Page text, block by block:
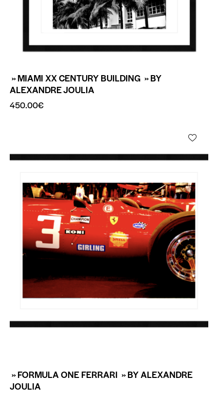
» MIAMI XX CENTURY BUILDING » BY
ALEXANDRE JOULIA
450.00€
» FORMULA ONE FERRARI » BY ALEXANDRE
JOULIA